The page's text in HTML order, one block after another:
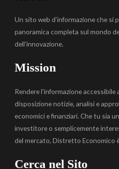
Un sito web d’informazione che si
panoramica completa sul mondo
dell’innovazione.
Mission
Rendere l’informazione
disposizione notizie, analisi e
economici e finanziari. Che tu sia
investitore o semplicemente
del mercato, Distretto Economico
Cerca nel Sito